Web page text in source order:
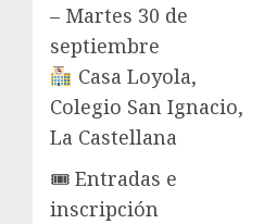
– Martes 30 de
septiembre
Casa Loyola,
Colegio San Ignacio,
La Castellana
🎟 Entradas e
inscripción